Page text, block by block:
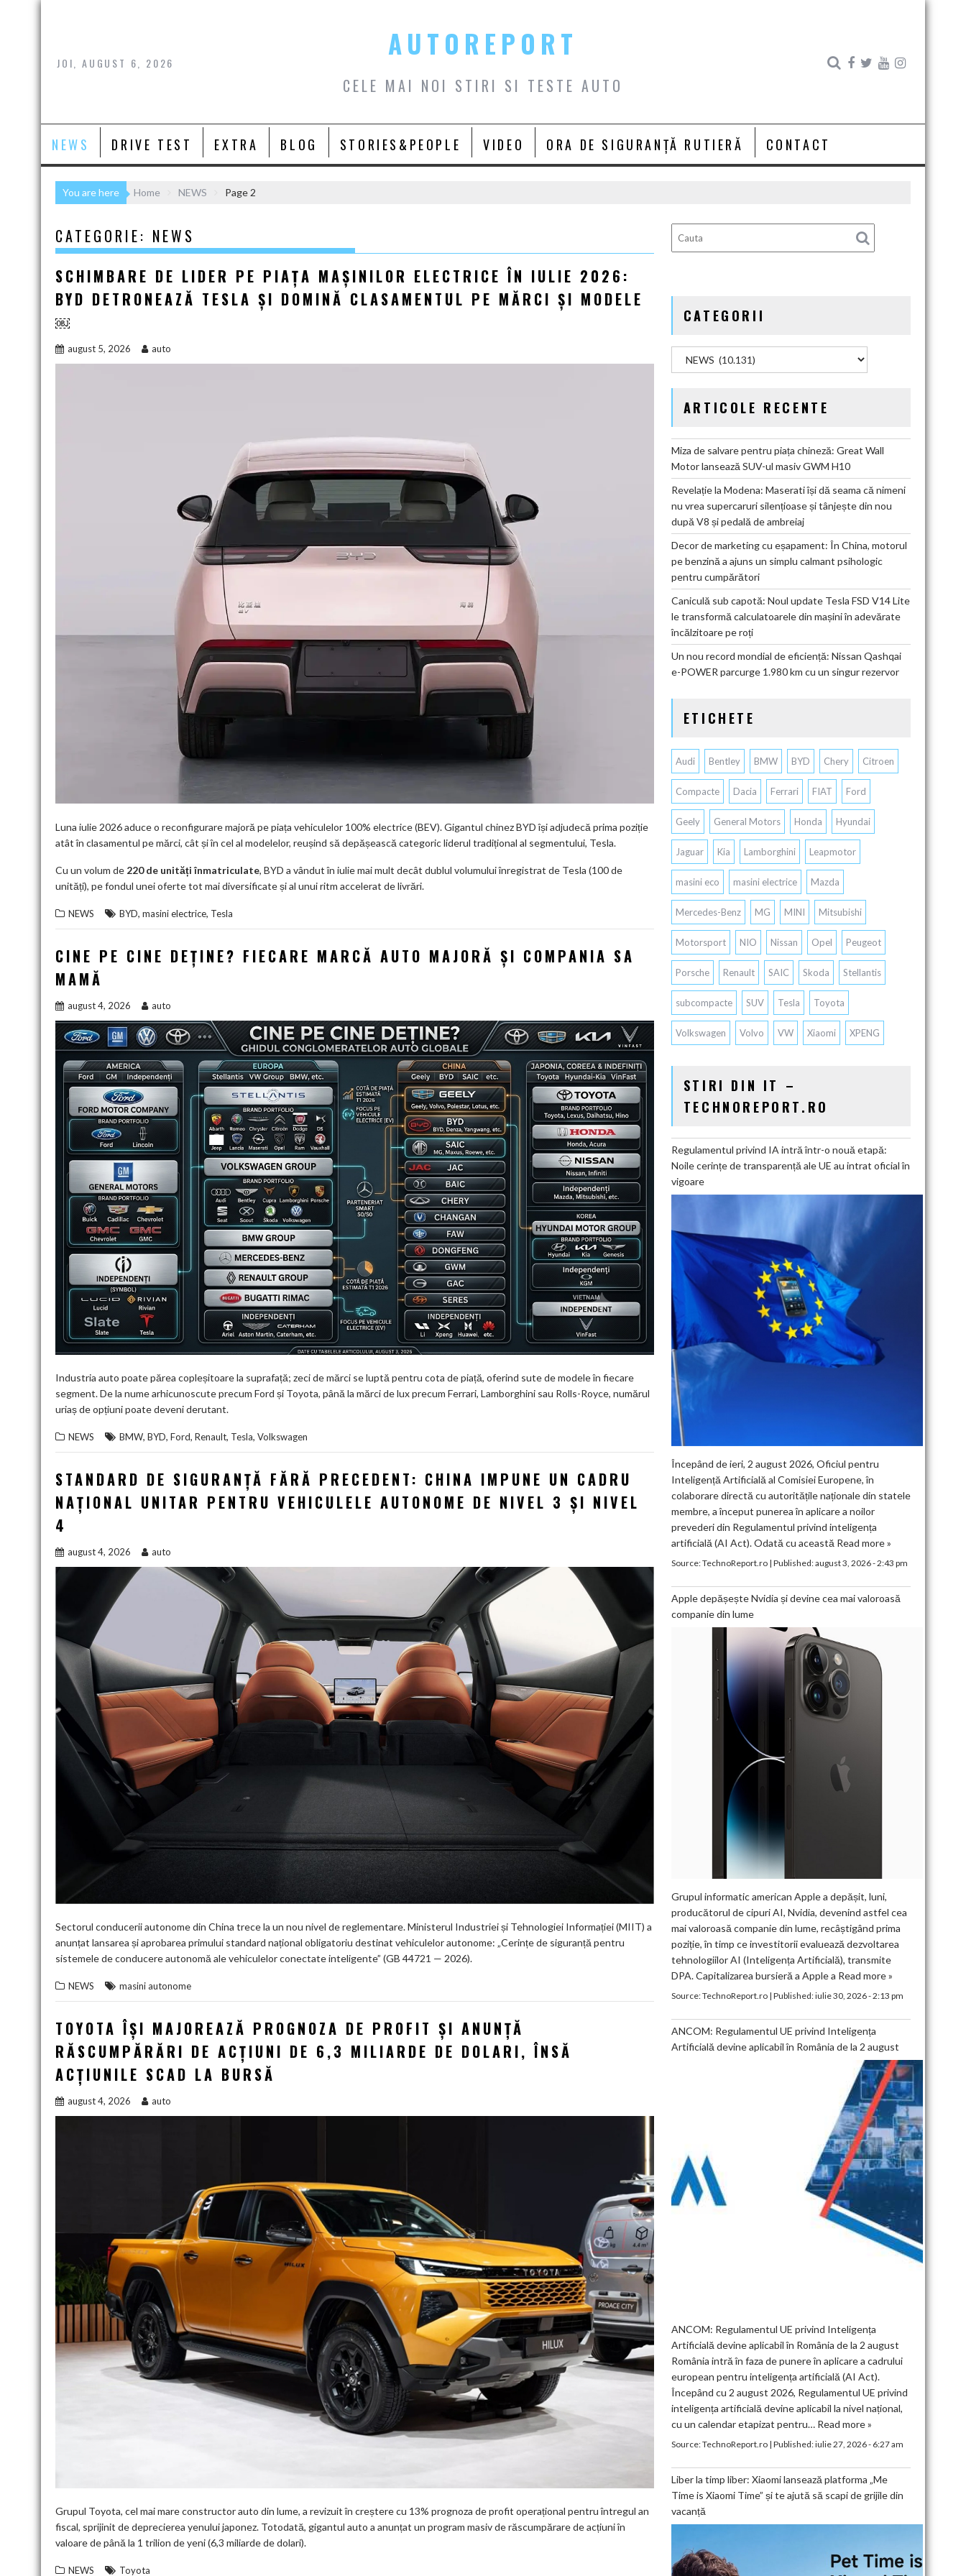
Skip
JOI, AUGUST 6, 2026
AUTOREPORT
CELE MAI NOI STIRI SI TESTE AUTO
NEWS DRIVE TEST EXTRA BLOG STORIES&PEOPLE VIDEO ORA DE SIGURANȚĂ RUTIERĂ CONTACT
You are here Home NEWS Page 2
CATEGORIE: NEWS
SCHIMBARE DE LIDER PE PIAȚA MAȘINILOR ELECTRICE ÎN IULIE 2026:
BYD DETRONEAZĂ TESLA ȘI DOMINĂ CLASAMENTUL PE MĂRCI ȘI MODELE
￼
august 5, 2026 auto
Luna iulie 2026 aduce o reconfigurare majoră pe piața vehiculelor 100% electrice (BEV). Gigantul chinez BYD își adjudecă prima poziție
atât în clasamentul pe mărci, cât și în cel al modelelor, reușind să depășească categoric liderul tradițional al segmentului, Tesla.
Cu un volum de 220 de unități înmatriculate, BYD a vândut în iulie mai mult decât dublul volumului înregistrat de Tesla (100 de
unități), pe fondul unei oferte tot mai diversificate și al unui ritm accelerat de livrări.
NEWS BYD, masini electrice, Tesla
CINE PE CINE DEȚINE? FIECARE MARCĂ AUTO MAJORĂ ȘI COMPANIA SA
MAMĂ
august 4, 2026 auto
Industria auto poate părea copleșitoare la suprafață; zeci de mărci se luptă pentru cota de piață, oferind sute de modele în fiecare
segment. De la nume arhicunoscute precum Ford și Toyota, până la mărci de lux precum Ferrari, Lamborghini sau Rolls-Royce, numărul
uriaș de opțiuni poate deveni derutant.
NEWS BMW, BYD, Ford, Renault, Tesla, Volkswagen
STANDARD DE SIGURANȚĂ FĂRĂ PRECEDENT: CHINA IMPUNE UN CADRU
NAȚIONAL UNITAR PENTRU VEHICULELE AUTONOME DE NIVEL 3 ȘI NIVEL
4
august 4, 2026 auto
Sectorul conducerii autonome din China trece la un nou nivel de reglementare. Ministerul Industriei și Tehnologiei Informației (MIIT) a
anunțat lansarea și aprobarea primului standard național obligatoriu destinat vehiculelor autonome: „Cerințe de siguranță pentru
sistemele de conducere autonomă ale vehiculelor conectate inteligente” (GB 44721 — 2026).
NEWS masini autonome
TOYOTA ÎȘI MAJOREAZĂ PROGNOZA DE PROFIT ȘI ANUNȚĂ
RĂSCUMPĂRĂRI DE ACȚIUNI DE 6,3 MILIARDE DE DOLARI, ÎNSĂ
ACȚIUNILE SCAD LA BURSĂ
august 4, 2026 auto
Grupul Toyota, cel mai mare constructor auto din lume, a revizuit în creștere cu 13% prognoza de profit operațional pentru întregul an
fiscal, sprijinit de deprecierea yenului japonez. Totodată, gigantul auto a anunțat un program masiv de răscumpărare de acțiuni în
valoare de până la 1 trilion de yeni (6,3 miliarde de dolari).
NEWS Toyota
CATEGORII
ARTICOLE RECENTE
Miza de salvare pentru piața chineză: Great Wall
Motor lansează SUV-ul masiv GWM H10
Revelație la Modena: Maserati își dă seama că nimeni
nu vrea supercaruri silențioase și tânjește din nou
după V8 și pedală de ambreiaj
Decor de marketing cu eșapament: În China, motorul
pe benzină a ajuns un simplu calmant psihologic
pentru cumpărători
Caniculă sub capotă: Noul update Tesla FSD V14 Lite
le transformă calculatoarele din mașini în adevărate
încălzitoare pe roți
Un nou record mondial de eficiență: Nissan Qashqai
e-POWER parcurge 1.980 km cu un singur rezervor
ETICHETE
Audi Bentley BMW BYD Chery Citroen
Compacte Dacia Ferrari FIAT Ford
Geely General Motors Honda Hyundai
Jaguar Kia Lamborghini Leapmotor
masini eco masini electrice Mazda
Mercedes-Benz MG MINI Mitsubishi
Motorsport NIO Nissan Opel Peugeot
Porsche Renault SAIC Skoda Stellantis
subcompacte SUV Tesla Toyota
Volkswagen Volvo VW Xiaomi XPENG
STIRI DIN IT –
TECHNOREPORT.RO
Regulamentul privind IA intră într-o nouă etapă:
Noile cerințe de transparență ale UE au intrat oficial în
vigoare
Începând de ieri, 2 august 2026, Oficiul pentru
Inteligență Artificială al Comisiei Europene, în
colaborare directă cu autoritățile naționale din statele
membre, a început punerea în aplicare a noilor
prevederi din Regulamentul privind inteligența
artificială (AI Act). Odată cu această Read more »
Source:TechnoReport.ro| Published:august 3, 2026 - 2:43 pm
Apple depășește Nvidia și devine cea mai valoroasă
companie din lume
Grupul informatic american Apple a depășit, luni,
producătorul de cipuri AI, Nvidia, devenind astfel cea
mai valoroasă companie din lume, recâștigând prima
poziție, în timp ce investitorii evaluează dezvoltarea
tehnologiilor AI (Inteligența Artificială), transmite
DPA. Capitalizarea bursieră a Apple a Read more »
Source:TechnoReport.ro| Published:iulie 30, 2026 - 2:13 pm
ANCOM: Regulamentul UE privind Inteligența
Artificială devine aplicabil în România de la 2 august
ANCOM: Regulamentul UE privind Inteligența
Artificială devine aplicabil în România de la 2 august
România intră în faza de punere în aplicare a cadrului
european pentru inteligența artificială (AI Act).
Începând cu 2 august 2026, Regulamentul UE privind
inteligența artificială devine aplicabil la nivel național,
cu un calendar etapizat pentru… Read more »
Source:TechnoReport.ro| Published:iulie 27, 2026 - 6:27 am
Liber la timp liber: Xiaomi lansează platforma „Me
Time is Xiaomi Time” și te ajută să scapi de grijile din
vacanță